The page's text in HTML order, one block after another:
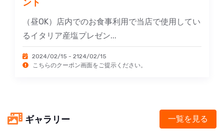
（昼OK）店内でのお食事利用で当店で使用してい
るイタリア産塩プレゼン...
2024/02/15 - 2124/02/15
こちらのクーポン画面をご提示ください。
ギャラリー 一覧を見る